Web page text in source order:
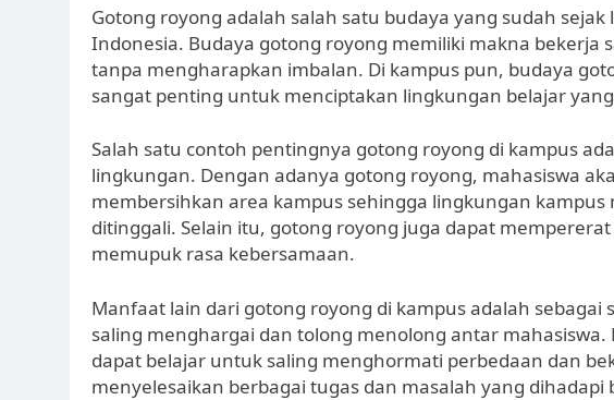
Gotong royong adalah salah satu budaya yang sudah
Indonesia. Budaya gotong royong memiliki makna bekerja
tanpa mengharapkan imbalan. Di kampus pun, budaya
sangat penting untuk menciptakan lingkungan belajar
Salah satu contoh pentingnya gotong royong di kampus
lingkungan. Dengan adanya gotong royong, mahasiswa
membersihkan area kampus sehingga lingkungan
ditinggali. Selain itu, gotong royong juga dapat
memupuk rasa kebersamaan.
Manfaat lain dari gotong royong di kampus adalah
saling menghargai dan tolong menolong antar
dapat belajar untuk saling menghormati perbedaan dan
menyelesaikan berbagai tugas dan masalah yang dihadapi